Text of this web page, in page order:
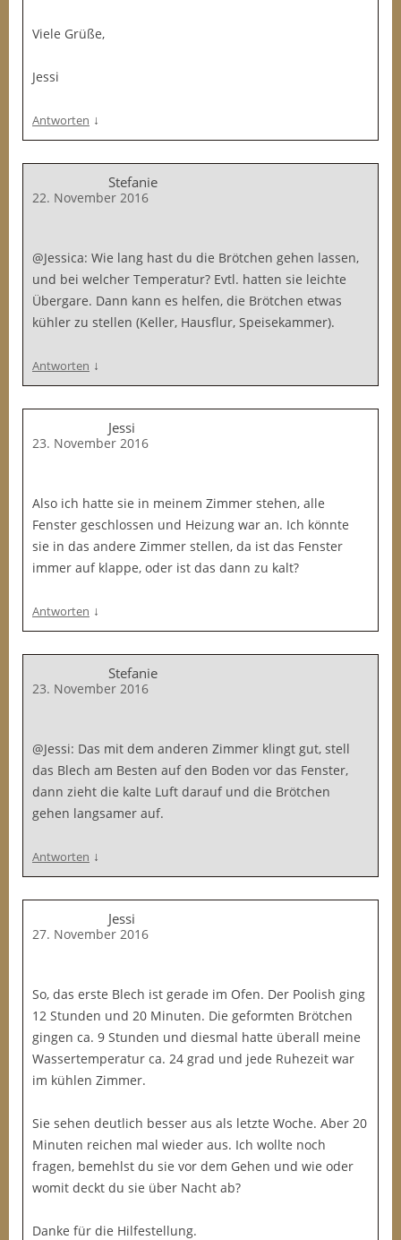
Viele Grüße,
Jessi
Antworten ↓
Stefanie
22. November 2016
@Jessica: Wie lang hast du die Brötchen gehen lassen,
und bei welcher Temperatur? Evtl. hatten sie leichte
Übergare. Dann kann es helfen, die Brötchen etwas
kühler zu stellen (Keller, Hausflur, Speisekammer).
Antworten ↓
Jessi
23. November 2016
Also ich hatte sie in meinem Zimmer stehen, alle
Fenster geschlossen und Heizung war an. Ich könnte
sie in das andere Zimmer stellen, da ist das Fenster
immer auf klappe, oder ist das dann zu kalt?
Antworten ↓
Stefanie
23. November 2016
@Jessi: Das mit dem anderen Zimmer klingt gut, stell
das Blech am Besten auf den Boden vor das Fenster,
dann zieht die kalte Luft darauf und die Brötchen
gehen langsamer auf.
Antworten ↓
Jessi
27. November 2016
So, das erste Blech ist gerade im Ofen. Der Poolish ging
12 Stunden und 20 Minuten. Die geformten Brötchen
gingen ca. 9 Stunden und diesmal hatte überall meine
Wassertemperatur ca. 24 grad und jede Ruhezeit war
im kühlen Zimmer.
Sie sehen deutlich besser aus als letzte Woche. Aber 20
Minuten reichen mal wieder aus. Ich wollte noch
fragen, bemehlst du sie vor dem Gehen und wie oder
womit deckt du sie über Nacht ab?
Danke für die Hilfestellung.